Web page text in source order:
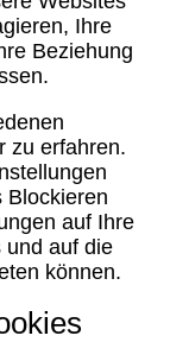
Ihre
Beziehung
zu erfahren.
Blockieren
auf Ihre
und auf die
können.